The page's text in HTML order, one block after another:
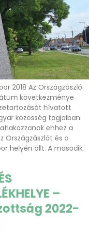
2018 Az Országzászló
következménye
hívatott
közösség tagjaiban.
ehhez a
Országzászlót és a
helyén állt. A második
–
2022-